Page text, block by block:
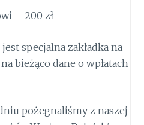
– 200 zł
specjalna zakładka na
bieżąco dane o wpłatach
pożegnaliśmy z naszej